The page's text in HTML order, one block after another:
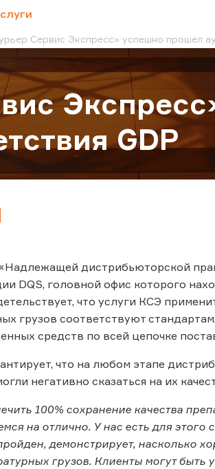
Сервис Экспресс» успешно прошел
GDP
дистрибьюторской
DQS, головной офис которого
что услуги КСЭ
грузов соответствуют
средств по всей цепочке
что на любом этапе
негативно сказаться на их
100% сохранение качества
на отлично. У нас есть для этого
демонстрирует, насколько
грузов. Клиенты могут